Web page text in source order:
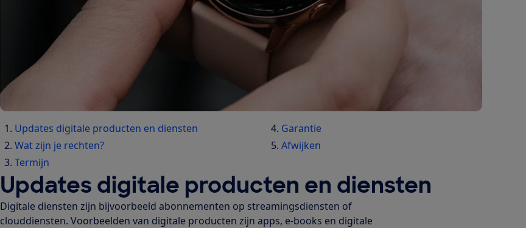
Updates digitale producten en diensten
Wat zijn je rechten?
Termijn
Garantie
Afwijken
Updates digitale producten en diensten
Digitale diensten zijn bijvoorbeeld abonnementen op streamingsdiensten of
clouddiensten. Voorbeelden van digitale producten zijn apps, e-books en digitale